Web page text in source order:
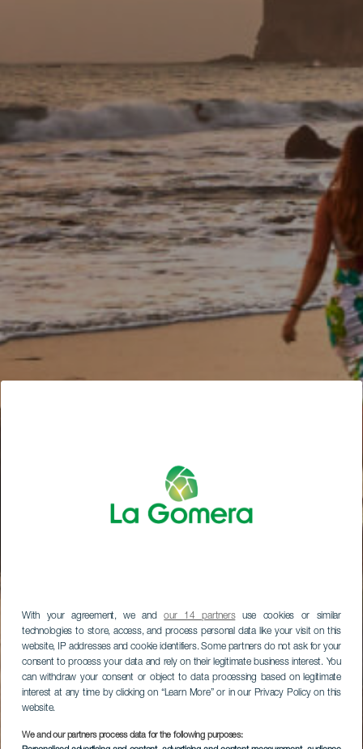
With your agreement, we andour 14 partnersuse cookies or similar
technologies to store, access, and process personal data like your visit on this
website, IP addresses and cookie identifiers. Some partners do not ask for your
consent to process your data and rely on their legitimate business interest. You
can withdraw your consent or object to data processing based on legitimate
interest at any time by clicking on “Learn More” or in our Privacy Policy on this
website.
We and our partners process data for the following purposes: